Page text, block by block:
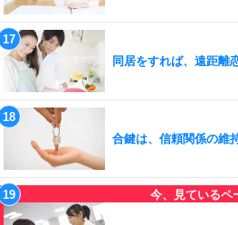
同居をすれば、遠距離
合鍵は、信頼関係の維